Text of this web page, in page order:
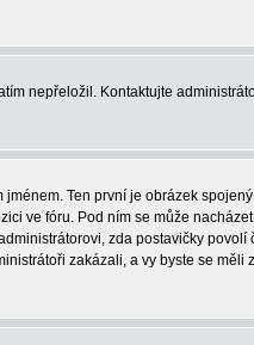
nepřeložil. Kontaktujte
Ten první je obrázek
ve fóru. Pod ním se může
zda postavičky povolí
zakázali, a vy byste se měli